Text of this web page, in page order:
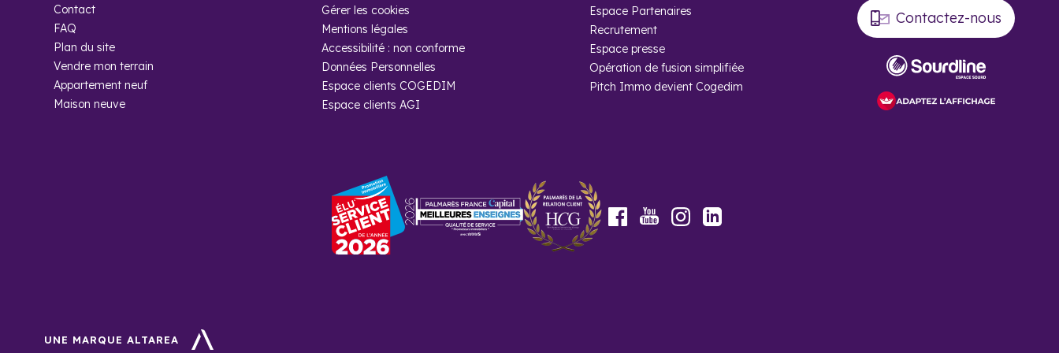
Foire aux questions
Pourquoi acheter un programme neuf à Saint-Thibault-des-Vignes
avec Cogedim ?
Cogedim vous fournira des conseils éclairés et son accompagnement client est prestigieux. Avec des
Contactez-nous
Contact
FAQ
Plan du site
Vendre mon terrain
Appartement neuf
Maison neuve
Gérer les cookies
Mentions légales
Accessibilité : non conforme
Données Personnelles
Espace clients COGEDIM
Espace clients AGI
Espace Partenaires
Recrutement
Espace presse
Opération de fusion simplifiée
Pitch Immo devient Cogedim
Facebook
YoutubeInstagramLinkedIn
UNE MARQUE ALTAREA